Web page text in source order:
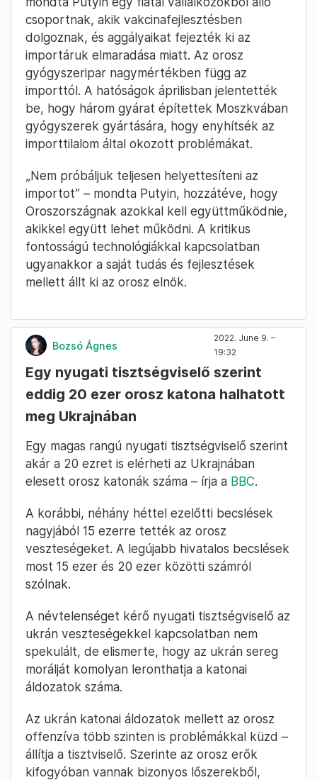
csoportnak, akik vakcinafejlesztésben
dolgoznak, és aggályaikat fejezték ki az
importáruk elmaradása miatt. Az orosz
gyógyszeripar nagymértékben függ az
importtól. A hatóságok áprilisban jelentették
be, hogy három gyárat építettek Moszkvában
gyógyszerek gyártására, hogy enyhítsék az
importtilalom által okozott problémákat.
„Nem próbáljuk teljesen helyettesíteni az
importot” – mondta Putyin, hozzátéve, hogy
Oroszországnak azokkal kell együttműködnie,
akikkel együtt lehet működni. A kritikus
fontosságú technológiákkal kapcsolatban
ugyanakkor a saját tudás és fejlesztések
mellett állt ki az orosz elnök.
Bozsó Ágnes
2022. June 9. –
19:32
Egy nyugati tisztségviselő szerint
eddig 20 ezer orosz katona halhatott
meg Ukrajnában
Egy magas rangú nyugati tisztségviselő szerint
akár a 20 ezret is elérheti az Ukrajnában
elesett orosz katonák száma – írja a BBC.
A korábbi, néhány héttel ezelőtti becslések
nagyjából 15 ezerre tették az orosz
veszteségeket. A legújabb hivatalos becslések
most 15 ezer és 20 ezer közötti számról
szólnak.
A névtelenséget kérő nyugati tisztségviselő az
ukrán veszteségekkel kapcsolatban nem
spekulált, de elismerte, hogy az ukrán sereg
morálját komolyan leronthatja a katonai
áldozatok száma.
Az ukrán katonai áldozatok mellett az orosz
offenzíva több szinten is problémákkal küzd –
állítja a tisztviselő. Szerinte az orosz erők
kifogyóban vannak bizonyos lőszerekből,